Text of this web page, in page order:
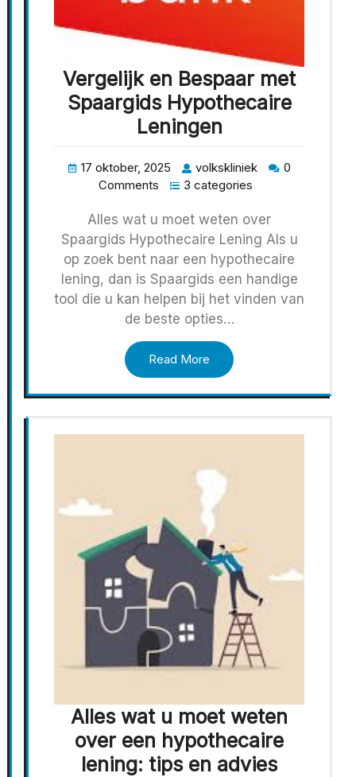
Vergelijk en Bespaar met
Spaargids Hypothecaire
Leningen
17 oktober, 2025 volkskliniek
0
Comments
3 categories
Alles wat u moet weten over
Spaargids Hypothecaire Lening Als u
op zoek bent naar een hypothecaire
lening, dan is Spaargids een handige
tool die u kan helpen bij het vinden van
de beste opties…
Read More
Alles wat u moet weten
over een hypothecaire
lening: tips en advies